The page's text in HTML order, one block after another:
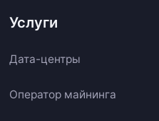
Услуги
Дата-центры
Оператор майнинга